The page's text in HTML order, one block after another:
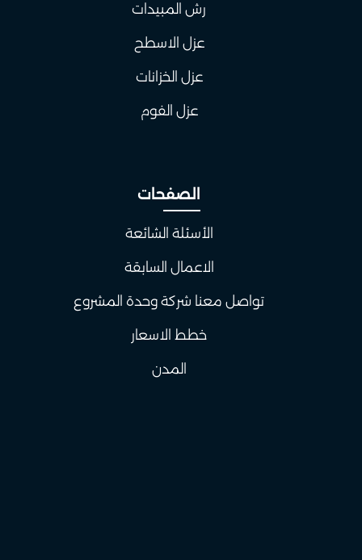
رش المبيدات
عزل الاسطح
عزل الخزانات
عزل الفوم
الصفحات
الأسئلة الشائعة
الاعمال السابقة
تواصل معنا شركة وحدة المشروع
خطط الاسعار
المدن